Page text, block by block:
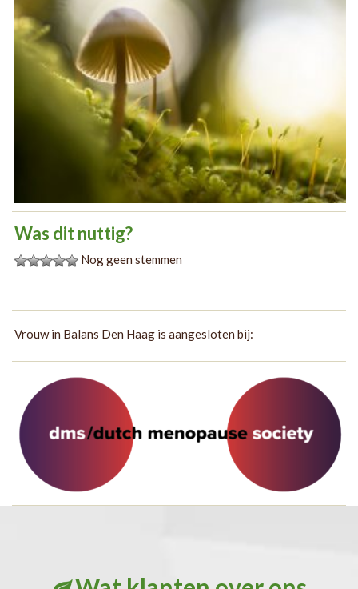
Was dit nuttig?
Nog geen stemmen
Vrouw in Balans Den Haag is aangesloten bij: